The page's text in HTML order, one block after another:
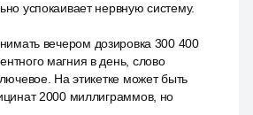
успокаивает нервную систему.
вечером дозировка 300 400
магния в день, слово
На этикетке может быть
2000 миллиграммов, но